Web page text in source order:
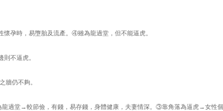
孕時，易墮胎及流產。④雖為龍過堂，但不能逼虎。
不逼虎。
牆仍不夠。
堂→較節儉，有錢，易存錢，身體健康，夫妻情深。③靠角落為逼虎→女性個